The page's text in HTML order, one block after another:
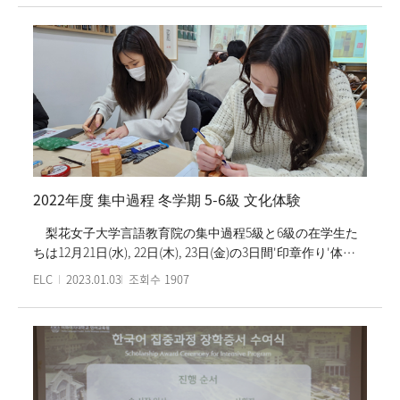
ってみる体験活動をした。体験の締め括りで学生たちは自
分の好みに合わせて韓紙で飾り付け世界で一つだけの自分
専用のスマホスタンドを作り上げた。今回の文化体験を通
して学生たちは楮の皮で出来た韓国独自の紙である韓紙の
特性を学び直接韓紙工芸をしながら韓国文化を経験できる
良い機会を得た。
2022年度 集中過程 冬学期 5-6級 文化体験
梨花女子大学言語教育院の集中過程5級と6級の在学生た
ちは12月21日(水), 22日(木), 23日(金)の3日間'印章作り'体験
をした。学生たちは仁寺洞(インサドン)にあるオラヨン篆刻
自分の名前を刻んでみた。学生たちは韓国語で名前を一文
字、一文字ずつ刻む間名前の大切さを感じながら自分に集
中する意味深い一時を送った。また体験活動後には文化通
りの'サムジキル'、'アンニョン仁寺洞'探訪しながらクラス
メイトと楽しい時間を過ごした。
ELC 2023.01.03 조회수 1907